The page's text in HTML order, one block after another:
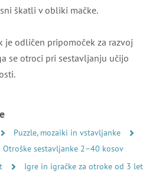
škatli v obliki mačke.
je odličen pripomoček za razvoj
se otroci pri sestavljanju učijo
Puzzle, mozaiki in vstavljanke
Otroške sestavljanke 2–40 kosov
Igre in igračke za otroke od 3 let